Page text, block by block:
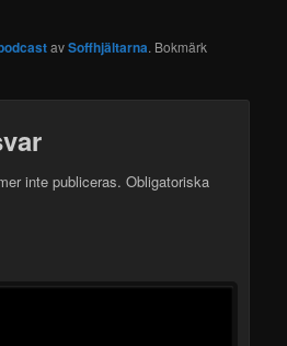
avSoffhjältarna. Bokmärk
inte publiceras. Obligatoriska